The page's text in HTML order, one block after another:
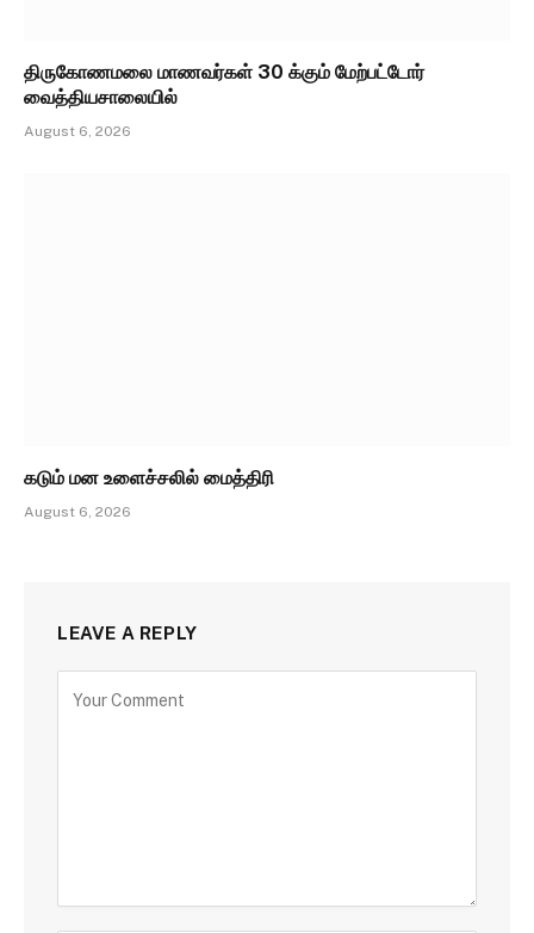
திருகோணமலை மாணவர்கள் 30 க்கும் மேற்பட்டோர்
வைத்தியசாலையில்
August 6, 2026
கடும் மன உளைச்சலில் மைத்திரி
August 6, 2026
LEAVE A REPLY